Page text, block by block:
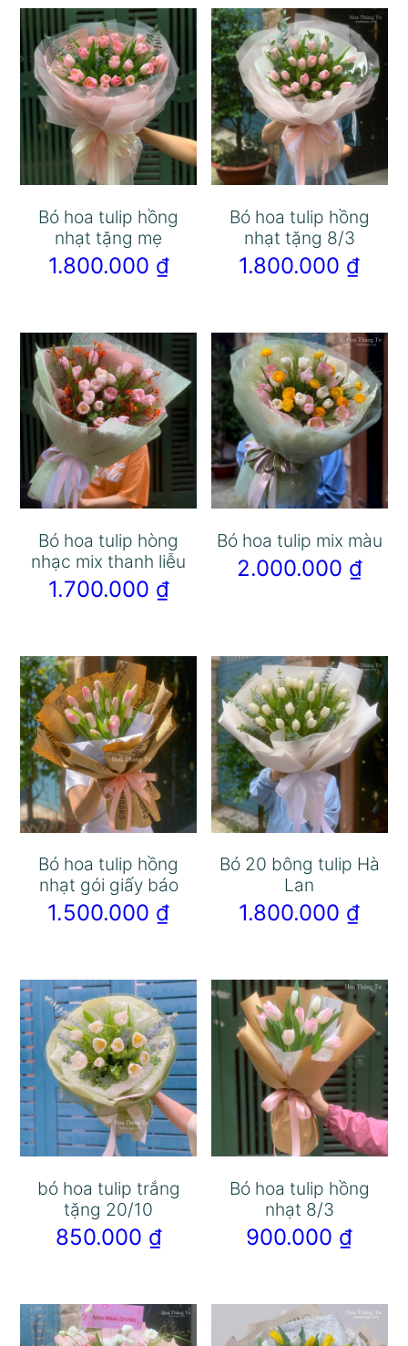
Bó hoa tulip hồng
nhạt tặng mẹ
1.800.000 ₫
Bó hoa tulip hồng
nhạt tặng 8/3
1.800.000 ₫
Bó hoa tulip hòng
nhạc mix thanh liễu
1.700.000 ₫
Bó hoa tulip mix màu
2.000.000 ₫
Bó hoa tulip hồng
nhạt gói giấy báo
1.500.000 ₫
Bó 20 bông tulip Hà
Lan
1.800.000 ₫
bó hoa tulip trắng
tặng 20/10
850.000 ₫
Bó hoa tulip hồng
nhạt 8/3
900.000 ₫